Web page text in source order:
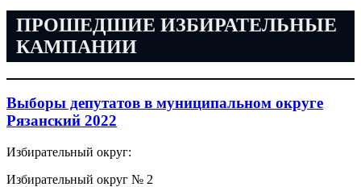
ПРОШЕДШИЕ ИЗБИРАТЕЛЬНЫЕ
КАМПАНИИ
Выборы депутатов в муниципальном округе
Рязанский 2022
Избирательный округ:
Избирательный округ № 2